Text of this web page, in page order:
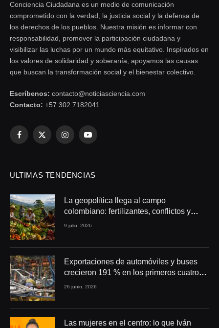
Conciencia Ciudadana es un medio de comunicación
comprometido con la verdad, la justicia social y la defensa de
los derechos de los pueblos. Nuestra misión es informar con
responsabilidad, promover la participación ciudadana y
visibilizar las luchas por un mundo más equitativo. Inspirados en
los valores de solidaridad y soberanía, apoyamos las causas
que buscan la transformación social y el bienestar colectivo.
Escríbenos: contacto@noticiasciencia.com
Contacto: +57 302 7182041
Facebook
X
InstagramYouTube
ULTIMAS TENDENCIAS
La geopolítica llega al campo
colombiano: fertilizantes, conflictos y
seguridad alimentaria
9 julio, 2026
Exportaciones de automóviles y buses
crecieron 191 % en los primeros cuatro
meses de 2026
26 junio, 2026
Las mujeres en el centro: lo que Iván